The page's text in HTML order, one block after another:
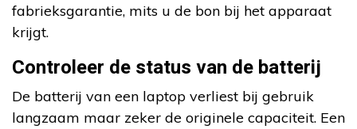
fabrieksgarantie, mits u de bon bij het apparaat
krijgt.
Controleer de status van de batterij
De batterij van een laptop verliest bij gebruik
langzaam maar zeker de originele capaciteit. Een